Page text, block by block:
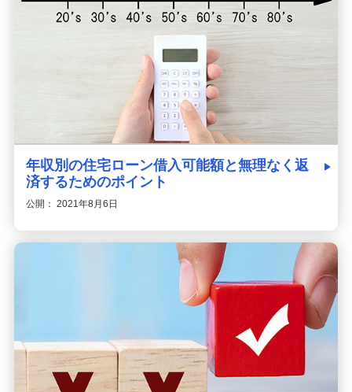
年収別の住宅ローン借入可能額と無理なく返
済するためのポイント
公開： 2021年8月6日